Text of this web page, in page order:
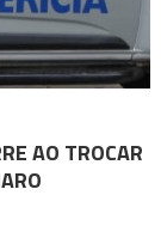
AO TROCAR